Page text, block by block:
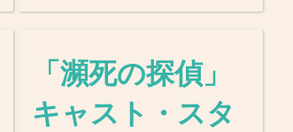
「瀕死の探偵」
キャスト・スタ